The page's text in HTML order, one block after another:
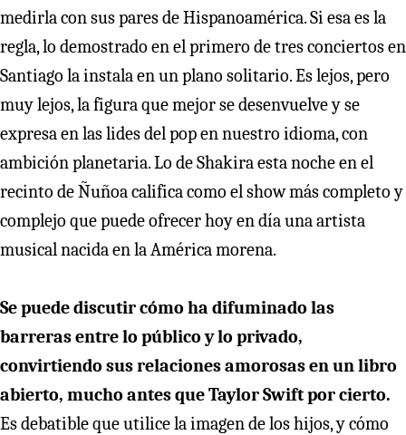
medirla con sus pares de Hispanoamérica. Si esa es la
regla, lo demostrado en el primero de tres conciertos en
Santiago la instala en un plano solitario. Es lejos, pero
muy lejos, la figura que mejor se desenvuelve y se
expresa en las lides del pop en nuestro idioma, con
ambición planetaria. Lo de Shakira esta noche en el
recinto de Ñuñoa califica como el show más completo y
complejo que puede ofrecer hoy en día una artista
musical nacida en la América morena.
Se puede discutir cómo ha difuminado las
barreras entre lo público y lo privado,
convirtiendo sus relaciones amorosas en un libro
abierto, mucho antes que Taylor Swift por cierto.
Es debatible que utilice la imagen de los hijos, y cómo